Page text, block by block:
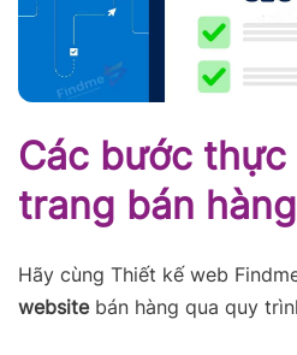
Các bước thực
trang bán hàng
Hãy cùng Thiết kế web
websitebán hàng qua quy